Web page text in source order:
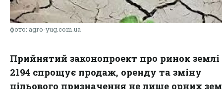
фото: agro-yug.com.ua
Прийнятий законопроект про ринок
2194 спрощує продаж, оренду та зміну
цільового призначення не лише орних